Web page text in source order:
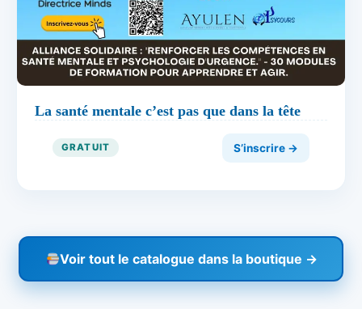
La santé mentale c’est pas que dans la tête
GRATUIT S’inscrire →
Voir tout le catalogue dans la boutique →